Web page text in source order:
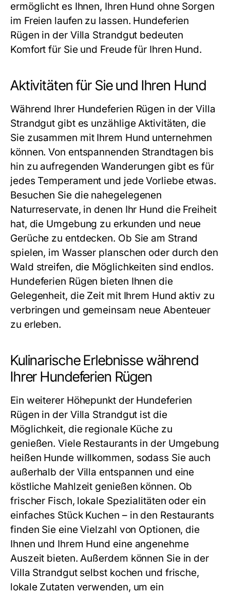
ermöglicht es Ihnen, Ihren Hund ohne Sorgen
im Freien laufen zu lassen. Hundeferien
Rügen in der Villa Strandgut bedeuten
Komfort für Sie und Freude für Ihren Hund.
Aktivitäten für Sie und Ihren Hund
Während Ihrer Hundeferien Rügen in der Villa
Strandgut gibt es unzählige Aktivitäten, die
Sie zusammen mit Ihrem Hund unternehmen
können. Von entspannenden Strandtagen bis
hin zu aufregenden Wanderungen gibt es für
jedes Temperament und jede Vorliebe etwas.
Besuchen Sie die nahegelegenen
Naturreservate, in denen Ihr Hund die Freiheit
hat, die Umgebung zu erkunden und neue
Gerüche zu entdecken. Ob Sie am Strand
spielen, im Wasser planschen oder durch den
Wald streifen, die Möglichkeiten sind endlos.
Hundeferien Rügen bieten Ihnen die
Gelegenheit, die Zeit mit Ihrem Hund aktiv zu
verbringen und gemeinsam neue Abenteuer
zu erleben.
Kulinarische Erlebnisse während
Ihrer Hundeferien Rügen
Ein weiterer Höhepunkt der Hundeferien
Rügen in der Villa Strandgut ist die
Möglichkeit, die regionale Küche zu
genießen. Viele Restaurants in der Umgebung
heißen Hunde willkommen, sodass Sie auch
außerhalb der Villa entspannen und eine
köstliche Mahlzeit genießen können. Ob
frischer Fisch, lokale Spezialitäten oder ein
einfaches Stück Kuchen – in den Restaurants
finden Sie eine Vielzahl von Optionen, die
Ihnen und Ihrem Hund eine angenehme
Auszeit bieten. Außerdem können Sie in der
Villa Strandgut selbst kochen und frische,
lokale Zutaten verwenden, um ein